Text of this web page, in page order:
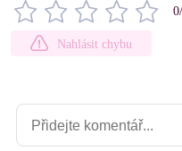
0
Nahlásit chybu